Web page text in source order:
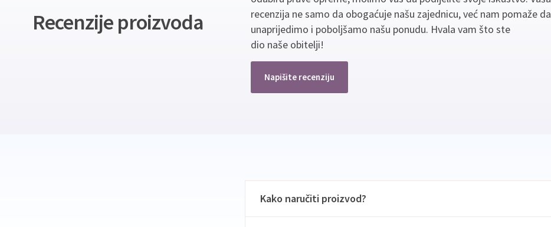
Recenzije proizvoda
recenzija ne samo da obogaćuje našu zajednicu, već nam pomaže da
unaprijedimo i poboljšamo našu ponudu. Hvala vam što ste
dio naše obitelji!
Napišite recenziju
Kako naručiti proizvod?